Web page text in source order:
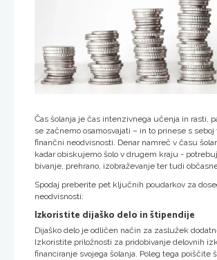
Čas šolanja je čas intenzivnega učenja in rasti,
se začnemo osamosvajati – in to prinese s
finančni neodvisnosti. Denar namreč v času
kadar obiskujemo šolo v drugem kraju -
bivanje, prehrano, izobraževanje ter tudi
Spodaj preberite pet ključnih poudarkov za
neodvisnosti:
Izkoristite dijaško delo in štipendije
Dijaško delo je odličen način za zaslužek
Izkoristite priložnosti za pridobivanje delovnih
financiranje svojega šolanja. Poleg tega poiščite